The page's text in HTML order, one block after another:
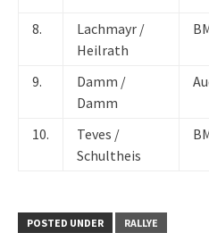
8.
Lachmayr /
Heilrath
9.
Damm /
Damm
10.
Teves /
Schultheis
POSTED UNDER RALLYE